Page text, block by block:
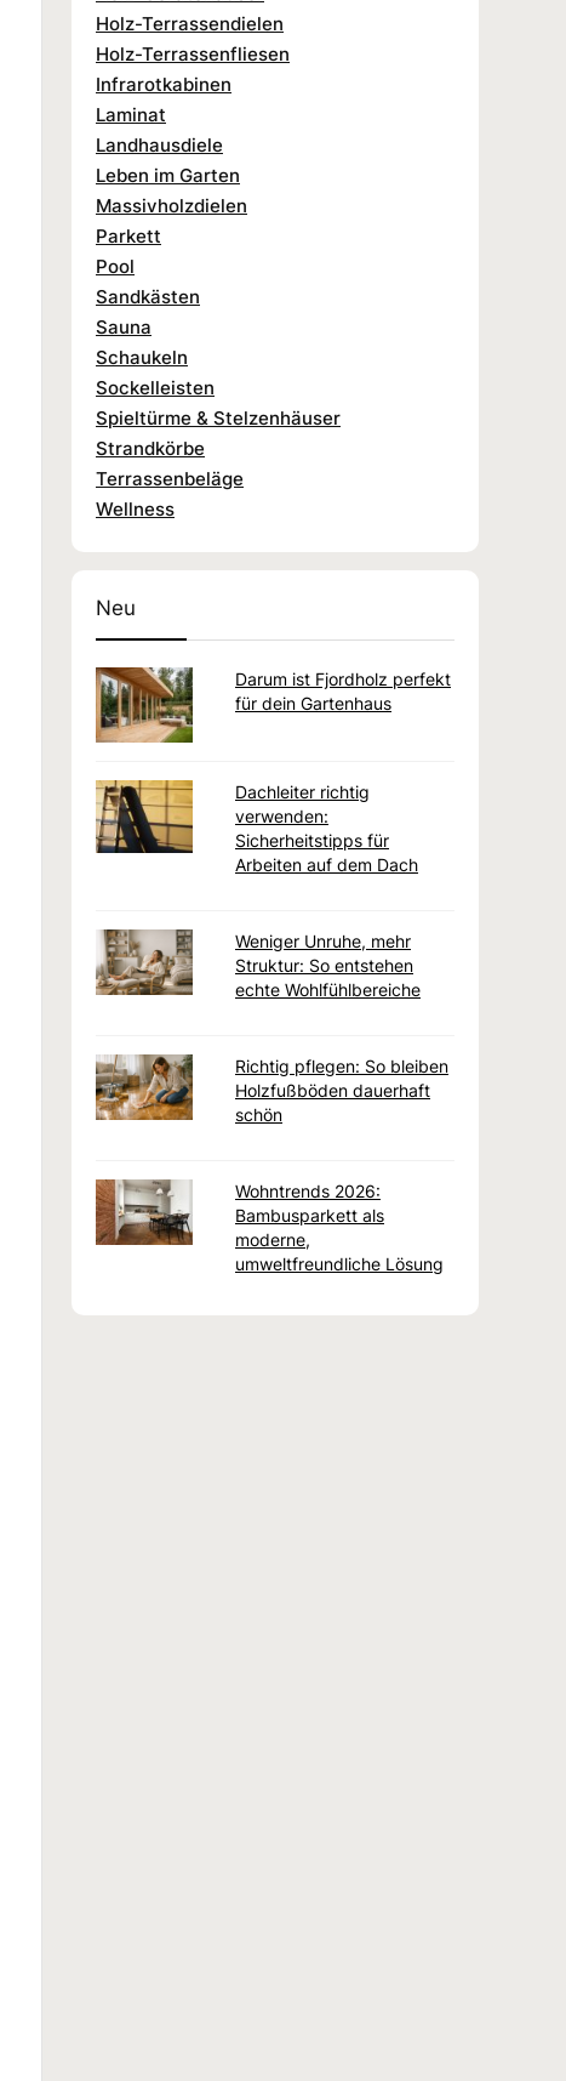
Holz-Terrassendielen
Holz-Terrassenfliesen
Infrarotkabinen
Laminat
Landhausdiele
Leben im Garten
Massivholzdielen
Parkett
Pool
Sandkästen
Sauna
Schaukeln
Sockelleisten
Spieltürme & Stelzenhäuser
Strandkörbe
Terrassenbeläge
Wellness
Neu
Darum ist Fjordholz perfekt
für dein Gartenhaus
Dachleiter richtig
verwenden:
Sicherheitstipps für
Arbeiten auf dem Dach
Weniger Unruhe, mehr
Struktur: So entstehen
echte Wohlfühlbereiche
Richtig pflegen: So bleiben
Holzfußböden dauerhaft
schön
Wohntrends 2026:
Bambusparkett als
moderne,
umweltfreundliche Lösung